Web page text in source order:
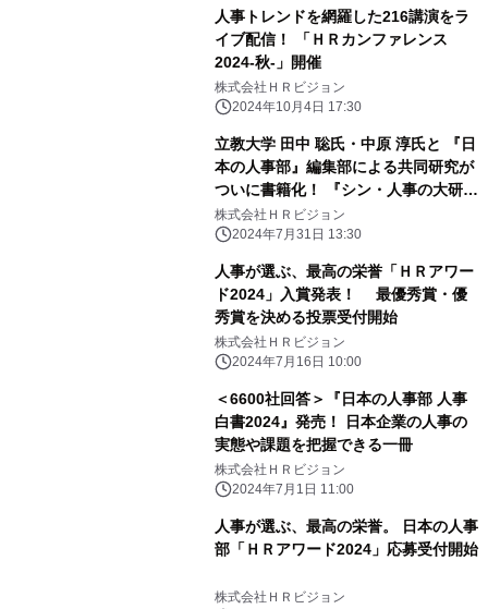
人事トレンドを網羅した216講演をラ
イブ配信！ 「ＨＲカンファレンス
2024-秋-」開催
株式会社ＨＲビジョン
2024年10月4日 17:30
立教大学 田中 聡氏・中原 淳氏と 『日
本の人事部』編集部による共同研究が
ついに書籍化！ 『シン・人事の大研究
人事パーソンの学びとキャリアを科学
する』 発刊
株式会社ＨＲビジョン
2024年7月31日 13:30
人事が選ぶ、最高の栄誉「ＨＲアワー
ド2024」入賞発表！ 最優秀賞・優
秀賞を決める投票受付開始
株式会社ＨＲビジョン
2024年7月16日 10:00
＜6600社回答＞『日本の人事部 人事
白書2024』発売！ 日本企業の人事の
実態や課題を把握できる一冊
株式会社ＨＲビジョン
2024年7月1日 11:00
人事が選ぶ、最高の栄誉。 日本の人事
部「ＨＲアワード2024」応募受付開始
株式会社ＨＲビジョン